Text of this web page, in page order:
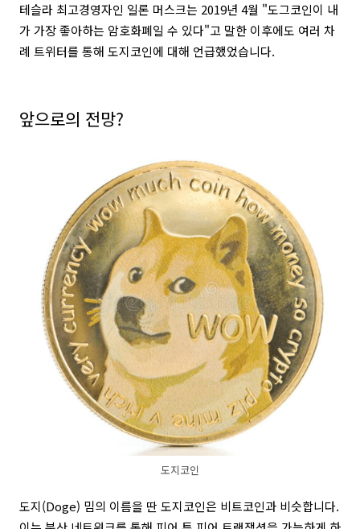
테슬라 최고경영자인 일론 머스크는 2019년 4월 "도그코인이 내
가 가장 좋아하는 암호화폐일 수 있다"고 말한 이후에도 여러 차
례 트위터를 통해 도지코인에 대해 언급했었습니다.
앞으로의 전망?
도지코인
도지(Doge) 밈의 이름을 딴 도지코인은 비트코인과 비슷합니다.